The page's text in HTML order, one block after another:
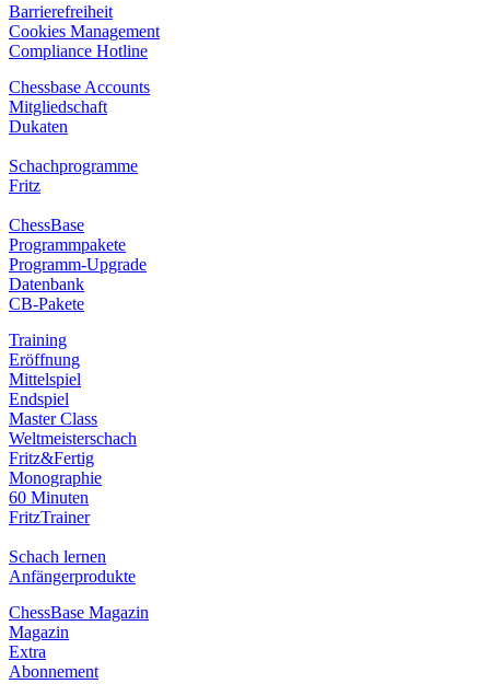
Barrierefreiheit
Cookies Management
Compliance Hotline
Chessbase Accounts
Mitgliedschaft
Dukaten
Schachprogramme
Fritz
ChessBase
Programmpakete
Programm-Upgrade
Datenbank
CB-Pakete
Training
Eröffnung
Mittelspiel
Endspiel
Master Class
Weltmeisterschach
Fritz&Fertig
Monographie
60 Minuten
FritzTrainer
Schach lernen
Anfängerprodukte
ChessBase Magazin
Magazin
Extra
Abonnement